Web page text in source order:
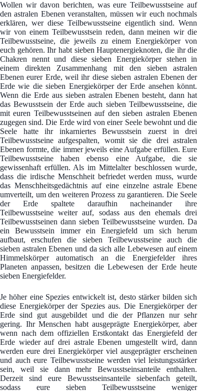
Wollen wir davon berichten, was eure Teilbewusstseine auf
den astralen Ebenen veranstalten, müssen wir euch nochmals
erklären, wer diese Teilbewusstseine eigentlich sind. Wenn
wir von einem Teilbewusstsein reden, dann meinen wir die
Teilbewusstseine, die jeweils zu einem Energiekörper von
euch gehören. Ihr habt sieben Hauptenergieknoten, die ihr die
Chakren nennt und diese sieben Energiekörper stehen in
einem direkten Zusammenhang mit den sieben astralen
Ebenen eurer Erde, weil ihr diese sieben astralen Ebenen der
Erde wie die sieben Energiekörper der Erde ansehen könnt.
Wenn die Erde aus sieben astralen Ebenen besteht, dann hat
das Bewusstsein der Erde auch sieben Teilbewusstseine, die
mit euren Teilbewusstseinen auf den sieben astralen Ebenen
zugegen sind. Die Erde wird von einer Seele bewohnt und die
Seele hatte ihr inkarniertes Bewusstsein zuerst in drei
Teilbewusstseine aufgespalten, womit sie die drei astralen
Ebenen formte, die immer jeweils eine Aufgabe erfüllen. Eure
Teilbewusstseine haben ebenso eine Aufgabe, die sie
gewissenhaft erfüllen. Als im Mittelalter beschlossen wurde,
dass die irdische Menschheit befriedet werden muss, wurde
das Menschheitsgedächtnis auf eine einzelne astrale Ebene
umverteilt, um den weiteren Prozess zu garantieren. Die Seele
der Erde spaltete daraufhin nacheinander ihre
Teilbewusstseine weiter auf, sodass aus den ehemals drei
Teilbewusstseinen dann sieben Teilbewusstseine wurden. Da
ein Bewusstsein immer ein Energiefeld um sich herum
aufbaut, erschufen die sieben Teilbewusstseine auch die
sieben astralen Ebenen und da sich alle Lebewesen auf einem
Himmelskörper automatisch an die Energiefelder ihres
Planeten anpassen, besitzen die Lebewesen der Erde heute
sieben Energiefelder.
Je höher eine Spezies entwickelt ist, desto stärker bilden sich
diese Energiekörper der Spezies aus. Die Energiekörper der
Erde sind gut ausgebildet und die der Pflanzen nur sehr
gering. Ihr Menschen habt ausgeprägte Energiekörper, aber
wenn nach dem offiziellen Erstkontakt das Energiefeld der
Erde wieder auf drei astrale Ebenen umgestellt wird, dann
werden eure drei Energiekörper viel ausgeprägter erscheinen
und auch eure Teilbewusstseine werden viel leistungsstärker
sein, weil sie dann mehr Bewusstseinsanteile enthalten.
Derzeit sind eure Bewusstseinsanteile siebenfach geteilt,
sodass eure sieben Teilbewusstseine weniger